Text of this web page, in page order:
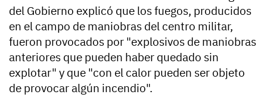
del Gobierno explicó que los fuegos, producidos
en el campo de maniobras del centro militar,
fueron provocados por "explosivos de maniobras
anteriores que pueden haber quedado sin
explotar" y que "con el calor pueden ser objeto
de provocar algún incendio".